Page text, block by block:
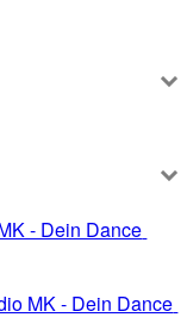
- Dein Dance
MK - Dein Dance